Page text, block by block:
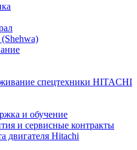
спецтехники HITACHI
и обучение
и сервисные контракты
двигателя Hitachi